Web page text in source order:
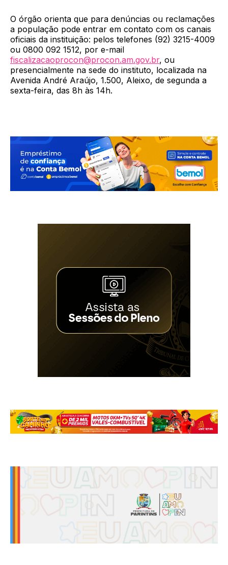
O órgão orienta que para denúncias ou reclamações
a população pode entrar em contato com os canais
oficiais da instituição: pelos telefones (92) 3215-4009
ou 0800 092 1512, por e-mail
fiscalizacaoprocon@procon.am.gov.br, ou
presencialmente na sede do instituto, localizada na
Avenida André Araújo, 1.500, Aleixo, de segunda a
sexta-feira, das 8h às 14h.